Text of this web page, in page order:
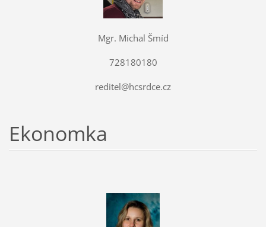
Mgr. Michal Šmíd
728180180
reditel@hcsrdce.cz
Ekonomka